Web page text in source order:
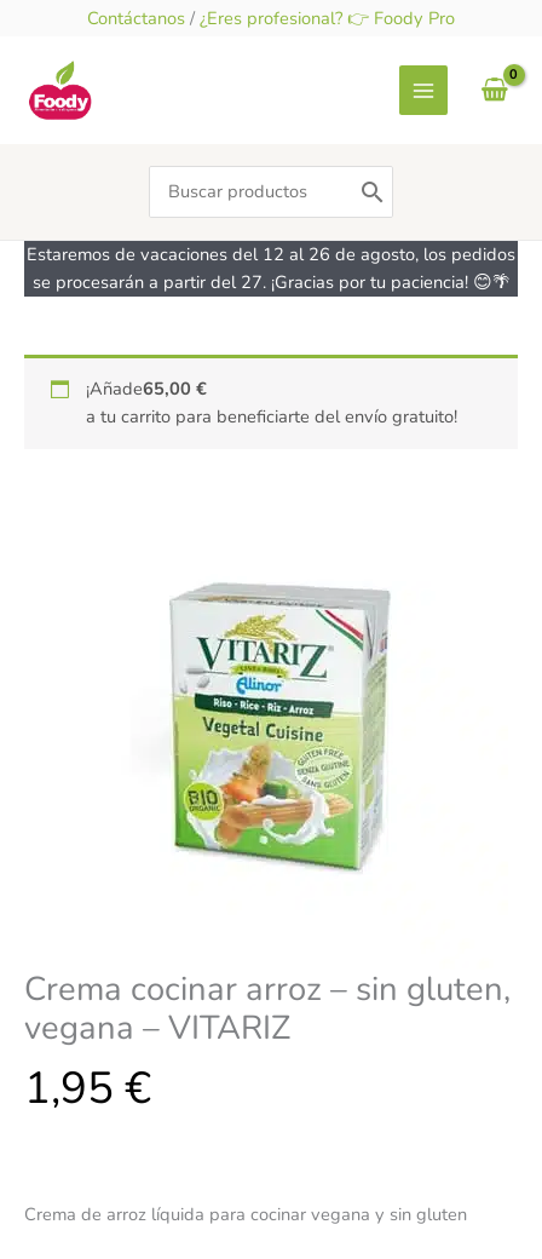
contenido
Contáctanos / ¿Eres profesional? 👉 Foody Pro
Search
for:
Estaremos de vacaciones del 12 al 26 de agosto, los pedidos
se procesarán a partir del 27. ¡Gracias por tu paciencia! 😊🌴
¡Añade65,00€
a tu carrito para beneficiarte del envío gratuito!
Crema cocinar arroz – sin gluten,
vegana – VITARIZ
1,95 €
Crema de arroz líquida para cocinar vegana y sin gluten
Crema
cocinar